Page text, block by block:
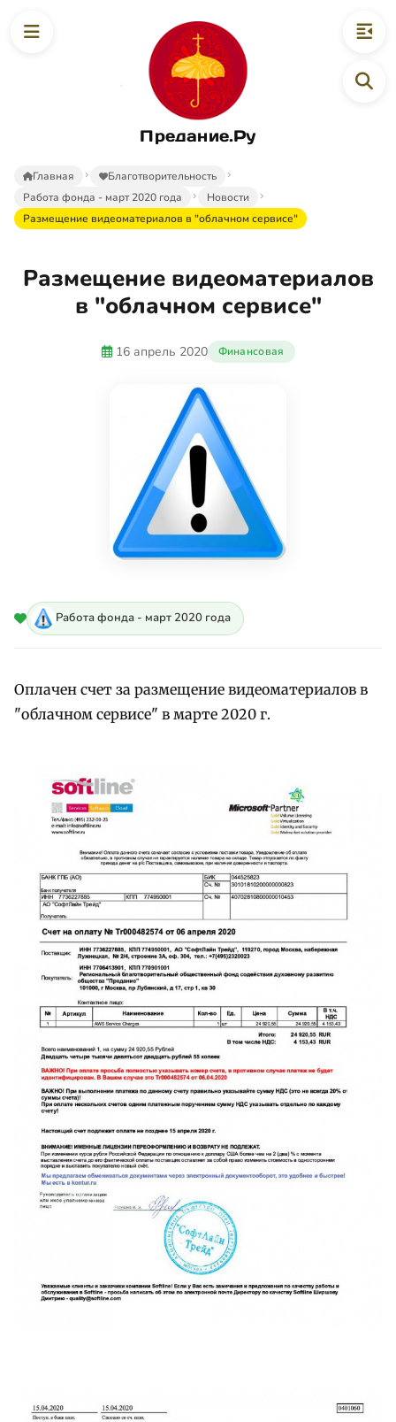
Предание.Ру
Главная
Благотворительность
Работа фонда - март 2020 года
Новости
Размещение видеоматериалов в "облачном сервисе"
Размещение видеоматериалов
в "облачном сервисе"
16 апрель 2020 Финансовая
Работа фонда - март 2020 года
Оплачен счет за размещение видеоматериалов в
"облачном сервисе" в марте 2020 г.